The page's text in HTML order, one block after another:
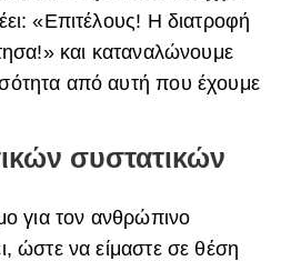
«Επιτέλους! Η διατροφή
και καταναλώνουμε
από αυτή που έχουμε
συστατικών
για τον ανθρώπινο
ώστε να είμαστε σε θέση